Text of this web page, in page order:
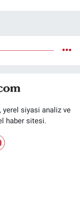
yerel siyasi analiz ve
haber sitesi.